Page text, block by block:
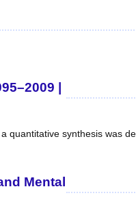
|
quantitative synthesis was
Mental